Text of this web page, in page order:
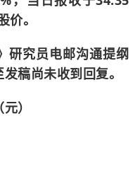
。
研究员电邮沟通提纲
稿尚未收到回复。
）